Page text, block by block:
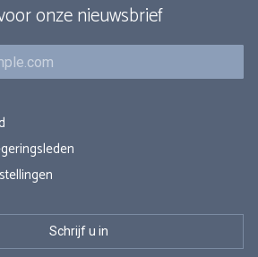
onze nieuwsbrief